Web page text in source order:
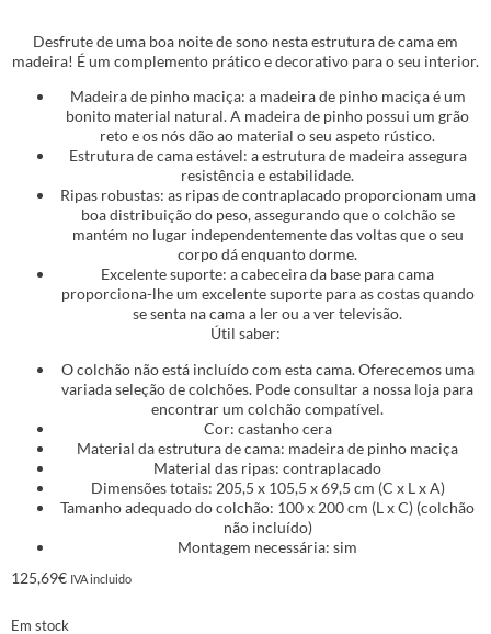
Desfrute de uma boa noite de sono nesta estrutura de cama em
madeira! É um complemento prático e decorativo para o seu interior.
Madeira de pinho maciça: a madeira de pinho maciça é um
bonito material natural. A madeira de pinho possui um grão
reto e os nós dão ao material o seu aspeto rústico.
Estrutura de cama estável: a estrutura de madeira assegura
resistência e estabilidade.
Ripas robustas: as ripas de contraplacado proporcionam uma
boa distribuição do peso, assegurando que o colchão se
mantém no lugar independentemente das voltas que o seu
corpo dá enquanto dorme.
Excelente suporte: a cabeceira da base para cama
proporciona-lhe um excelente suporte para as costas quando
se senta na cama a ler ou a ver televisão.
Útil saber:
O colchão não está incluído com esta cama. Oferecemos uma
variada seleção de colchões. Pode consultar a nossa loja para
encontrar um colchão compatível.
Cor: castanho cera
Material da estrutura de cama: madeira de pinho maciça
Material das ripas: contraplacado
Dimensões totais: 205,5 x 105,5 x 69,5 cm (C x L x A)
Tamanho adequado do colchão: 100 x 200 cm (L x C) (colchão
não incluído)
Montagem necessária: sim
125,69€ IVA incluido
Em stock